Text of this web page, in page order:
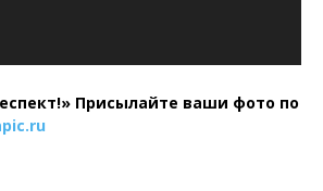
Присылайте ваши фото по
ru